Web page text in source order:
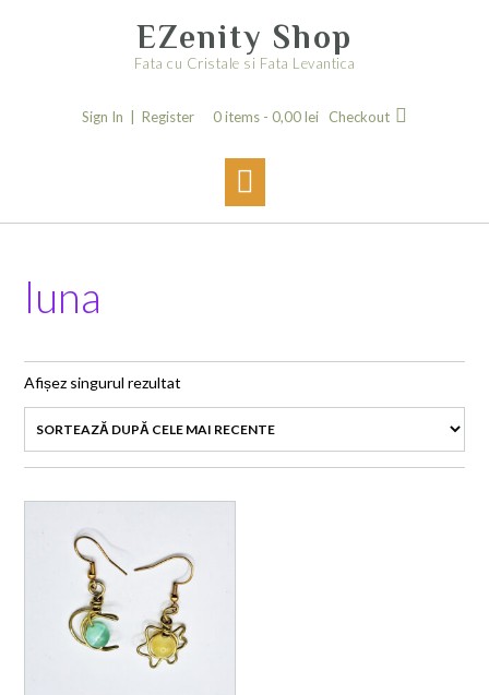
EZenity Shop
Fata cu Cristale si Fata Levantica
Sign In | Register 0 items - 0,00lei Checkout
luna
Afișez singurul rezultat